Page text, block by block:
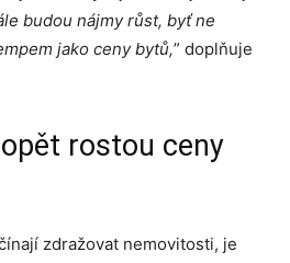
budou nájmy růst, byť ne
jako ceny bytů,” doplňuje
rostou ceny
zdražovat nemovitosti, je